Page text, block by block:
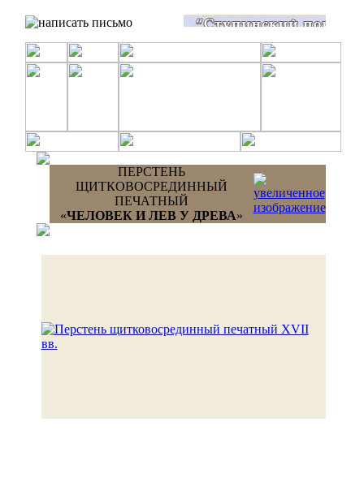
ПЕРСТЕНЬ
ЩИТКОВОСРЕДИННЫЙ
ПЕЧАТНЫЙ
«ЧЕЛОВЕК И ЛЕВ У ДРЕВА»